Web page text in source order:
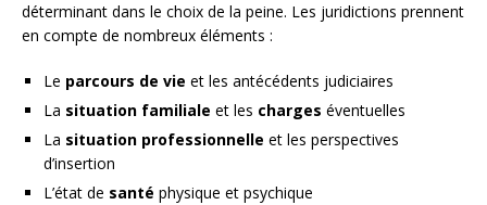
déterminant dans le choix de la peine. Les juridictions prennent
en compte de nombreux éléments :
Le parcours de vie et les antécédents judiciaires
La situation familiale et les charges éventuelles
La situation professionnelle et les perspectives
d’insertion
L’état de santé physique et psychique